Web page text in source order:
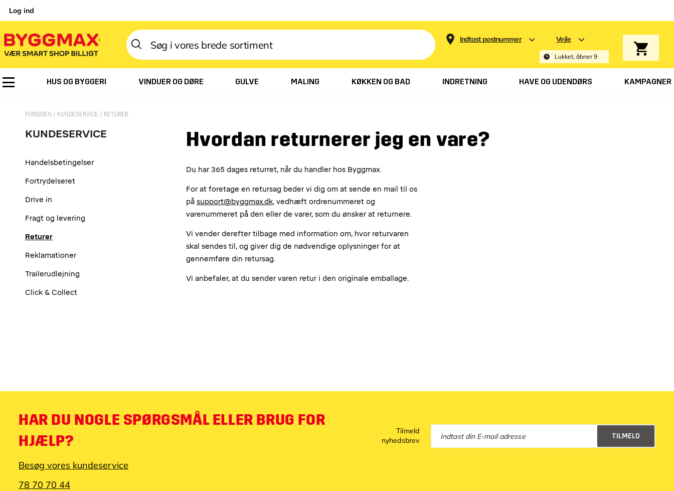
Log ind
Indtast postnummer Vejle
Lukket, åbner 9
HUS OG BYGGERI VINDUER OG DØRE GULVE MALING KØKKEN OG BAD INDRETNING HAVE OG UDENDØRS KAMPAGNER
FORSIDEN KUNDESERVICE RETURER
KUNDESERVICE
Handelsbetingelser
Fortrydelseret
Drive in
Fragt og levering
Returer
Reklamationer
Trailerudlejning
Click & Collect
Hvordan returnerer jeg en vare?
Du har 365 dages returret, når du handler hos Byggmax.
For at foretage en retursag beder vi dig om at sende en mail til os
på support@byggmax.dk, vedhæft ordrenummeret og
varenummeret på den eller de varer, som du ønsker at returnere.
Vi vender derefter tilbage med information om, hvor returvaren
skal sendes til, og giver dig de nødvendige oplysninger for at
gennemføre din retursag.
Vi anbefaler, at du sender varen retur i den originale emballage.
HAR DU NOGLE SPØRGSMÅL ELLER BRUG FOR
HJÆLP?
Besøg vores kundeservice
78 70 70 44
Tilmeld
nyhedsbrev
TILMELD